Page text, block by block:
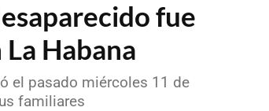
fue
Habana
el pasado miércoles 11 de
familiares